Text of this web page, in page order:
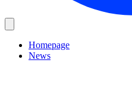
Homepage
News